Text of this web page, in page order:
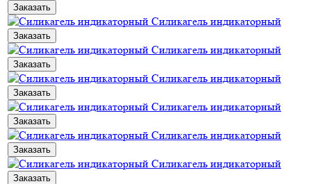
Заказать
Силикагель индикаторный
Заказать
Силикагель индикаторный
Заказать
Силикагель индикаторный
Заказать
Силикагель индикаторный
Заказать
Силикагель индикаторный
Заказать
Силикагель индикаторный
Заказать